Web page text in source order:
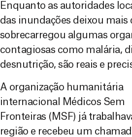
Enquanto as autoridades
das inundações deixou mais
sobrecarregou algumas
contagiosas como malária,
desnutrição, são reais e
A organização humanitária
internacional Médicos Sem
Fronteiras (MSF) já
região e recebeu um